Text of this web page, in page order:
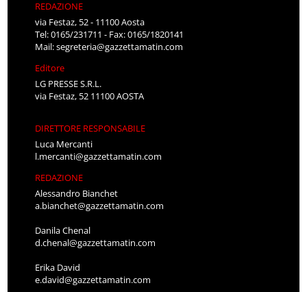
REDAZIONE
via Festaz, 52 - 11100 Aosta
Tel: 0165/231711 - Fax: 0165/1820141
Mail:segreteria@gazzettamatin.com
Editore
LG PRESSE S.R.L.
via Festaz, 52 11100 AOSTA
DIRETTORE RESPONSABILE
Luca Mercanti
l.mercanti@gazzettamatin.com
REDAZIONE
Alessandro Bianchet
a.bianchet@gazzettamatin.com
Danila Chenal
d.chenal@gazzettamatin.com
Erika David
e.david@gazzettamatin.com